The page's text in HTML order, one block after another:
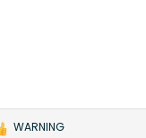
WARNING